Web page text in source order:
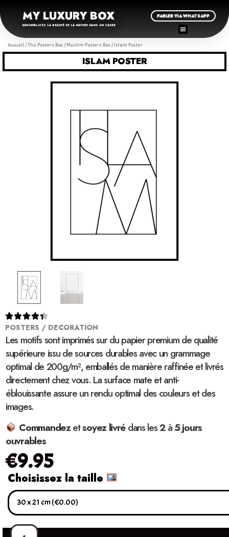
MY LUXURY BOX
IMMORTALISEZ LA BEAUTÉ DE LA NATURE DANS UN CADRE
PARLER VIA WHATSAPP
Accueil /The Posters Box/ Muslim Posters Box/ Islam Poster
ISLAM POSTER

POSTERS / DECORATION
Les motifs sont imprimés sur du papier premium de qualité
supérieure issu de sources durables avec un grammage
optimal de 200g/m², emballés de manière raffinée et livrés
directement chez vous. La surface mate et anti-
éblouissante assure un rendu optimal des couleurs et des
images.
Commandezetsoyez livrédans les2à5 jours
ouvrables
€9.95
Choisissez la taille